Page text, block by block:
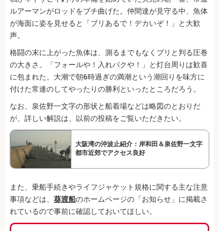
ルアーマンがロッドをブチ曲げた。仲間達が見守る中、魚体
が海面に姿を見せると「ブリあるで！デカいぞ！」と大歓
声。
格闘の末に上がった魚体は、測るまでもなくブリと判る圧巻
の大きさ。「フォールや！入れパクや！」と灯台周りは歓喜
に包まれた。大潮で朝6時過ぎの満潮という潮回りを味方に
付けた常連のしてやったりの勝利といったところだろう。
なお、泉佐野一文字の形状と船着場などは略図のとおりだ
が、詳しい解説は、以前の投稿をご覧いただきたい。
大阪湾の沖波止紹介：岸和田＆泉佐野一文字
都市近郊でアクセス良好
また、乗船手続きやライフジャケット規格に関する主な注意
事項などは、 葵渡船のホームページの「お知らせ」に掲載さ
れているので事前に確認しておいてほしい。